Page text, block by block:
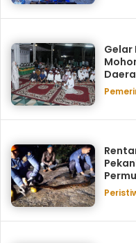
Gelar